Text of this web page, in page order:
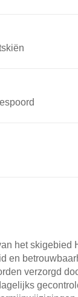
het skigebied
en
verzorgd